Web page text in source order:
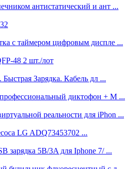
антистатический и ант ...
с таймером цифровым диспле ...
48 2 шт./лот
Зарядка. Кабель дл ...
диктофон + M ...
реальности для iPhon ...
LG ADQ73453702 ...
зарядка 5В/3A для Iphone 7/ ...